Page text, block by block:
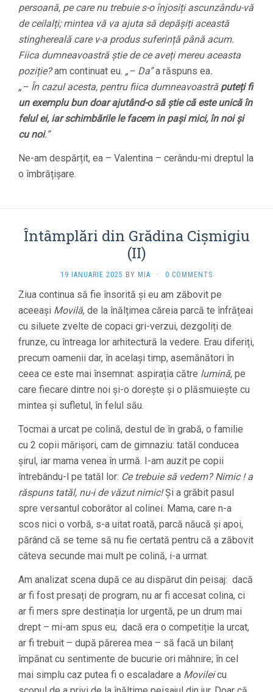
persoană, pe care nu trebuie s-o înjosiți ascunzându-vă
de ceilalți; mintea vă va ajuta să depășiți această
stinghereală care v-a produs suferință până acum.
Fiica dumneavoastră știe de ce aveți mereu aceasta
poziție?am continuat eu. „– Da”a răspuns ea.
„– În cazul acesta, pentru fiica dumneavoastră puteți fi
un exemplu bun doar ajutând-o să știe că este unică în
felul ei, iar schimbările le facem in pași mici, în noi și
cu noi.”
Ne-am despărțit, ea – Valentina – cerându-mi dreptul la
o îmbrățișare.
Întâmplări din Grădina Cișmigiu
(II)
19 IANUARIE 2025 BY MIA · 0 COMMENTS
Ziua continua să fie însorită și eu am zăbovit pe
aceeași Movilă, de la înălțimea căreia parcă te înfrățeai
cu siluete zvelte de copaci gri-verzui, dezgoliți de
frunze, cu întreaga lor arhitectură la vedere. Erau diferiți,
precum oamenii dar, în același timp, asemănători în
ceea ce este mai însemnat: aspirația către lumină, pe
care fiecare dintre noi și-o dorește și o plăsmuiește cu
mintea și sufletul, în felul său.
Tocmai a urcat pe colină, destul de în grabă, o familie
cu 2 copii mărișori, cam de gimnaziu: tatăl conducea
șirul, iar mama venea în urmă. I-am auzit pe copii
întrebându-l pe tatăl lor: Ce trebuie să vedem? Nimic ! a
răspuns tatăl, nu-i de văzut nimic!Și a grăbit pasul
spre versantul coborâtor al colinei. Mama, care n-a
scos nici o vorbă, s-a uitat roată, parcă năucă și apoi,
părând că se teme să nu fie certată pentru că a zăbovit
câteva secunde mai mult pe colină, i-a urmat.
Am analizat scena după ce au dispărut din peisaj: dacă
ar fi fost presați de program, nu ar fi accesat colina, ci
ar fi mers spre destinația lor urgentă, pe un drum mai
drept – mi-am spus eu; dacă era o competiție la urcat,
ar fi trebuit – după părerea mea – să facă un bilanț
împănat cu sentimente de bucurie ori mâhnire; în cel
mai simplu caz putea fi o escaladare a Movileicu